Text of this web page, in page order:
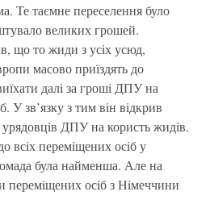
Те таємне переселення було
великих грошей.
що то жиди з усiх усюд,
масово приїздять до
далi за грошi ДПУ на
У зв’язку з тим вiн вiдкрив
урядовцiв ДПУ на користь жидiв.
всiх перемiщених осiб у
була найменша. Але на
перемiщених осiб з Нiмеччини